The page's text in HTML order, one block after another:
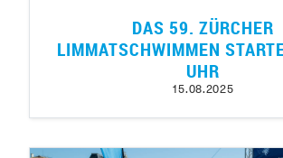
DAS 59. ZÜRCHER
LIMMATSCHWIMMEN
UHR
15.08.2025